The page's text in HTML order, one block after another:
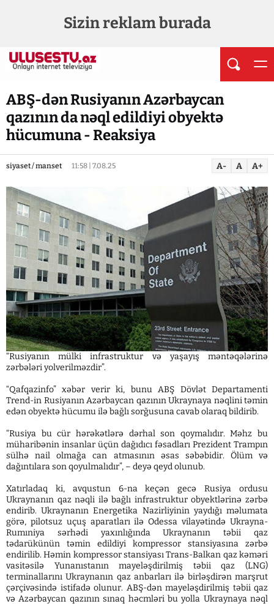
Sizin reklam burada
ABŞ-dən Rusiyanın Azərbaycan
qazının da nəql edildiyi obyektə
hücumuna - Reaksiya
siyaset / manset 11:58 | 7.08.25 A- A A+
“Rusiyanın mülki infrastruktur və yaşayış məntəqələrinə
zərbələri yolverilməzdir”.
“Qafqazinfo” xəbər verir ki, bunu ABŞ Dövlət Departamenti
Trend-in Rusiyanın Azərbaycan qazının Ukraynaya nəqlini təmin
edən obyektə hücumu ilə bağlı sorğusuna cavab olaraq bildirib.
“Rusiya bu cür hərəkətlərə dərhal son qoymalıdır. Məhz bu
müharibənin insanlar üçün dağıdıcı fəsadları Prezident Trampın
sülhə nail olmağa can atmasının əsas səbəbidir. Ölüm və
dağıntılara son qoyulmalıdır”, – deyə qeyd olunub.
Xatırladaq ki, avqustun 6-na keçən gecə Rusiya ordusu
Ukraynanın qaz nəqli ilə bağlı infrastruktur obyektlərinə zərbə
endirib. Ukraynanın Energetika Nazirliyinin yaydığı məlumata
görə, pilotsuz uçuş aparatları ilə Odessa vilayətində Ukrayna-
Rumıniya sərhədi yaxınlığında Ukraynanın təbii qaz
tədarükünün təmin edildiyi kompressor stansiyasına zərbə
endirilib. Həmin kompressor stansiyası Trans-Balkan qaz kəməri
vasitəsilə Yunanıstanın mayeləşdirilmiş təbii qaz (LNG)
terminallarını Ukraynanın qaz anbarları ilə birləşdirən marşrut
çərçivəsində istifadə olunur. ABŞ-dən mayeləşdirilmiş təbii qaz
və Azərbaycan qazının sınaq həcmləri bu yolla Ukraynaya nəql